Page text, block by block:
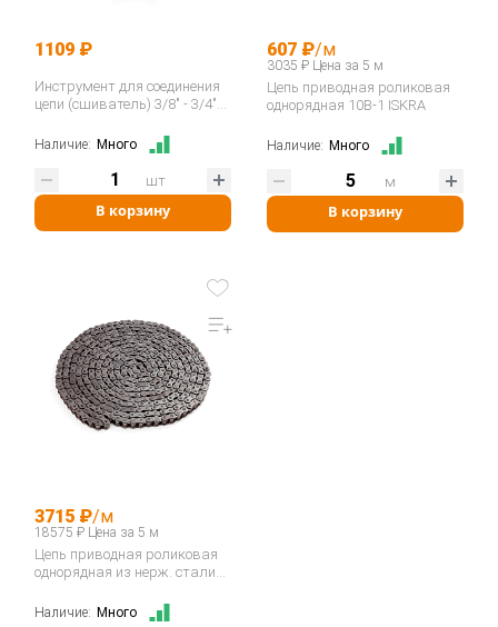
1109 ₽
Инструмент для соединения
цепи (сшиватель) 3/8" - 3/4"
400035…
Наличие: Много
В корзину
шт
607 ₽/м
3035 ₽ Цена за 5 м
Цепь приводная роликовая
однорядная 10B-1 ISKRA
Наличие: Много
В корзину
м
3715 ₽/м
18575 ₽ Цена за 5 м
Цепь приводная роликовая
однорядная из нерж. стали
Наличие: Много